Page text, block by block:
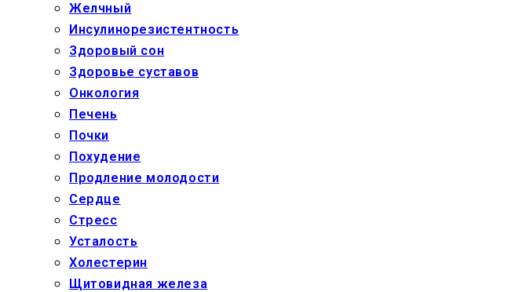
Желчный
Инсулинорезистентность
Здоровый сон
Здоровье суставов
Онкология
Печень
Почки
Похудение
Продление молодости
Сердце
Стресс
Усталость
Холестерин
Щитовидная железа